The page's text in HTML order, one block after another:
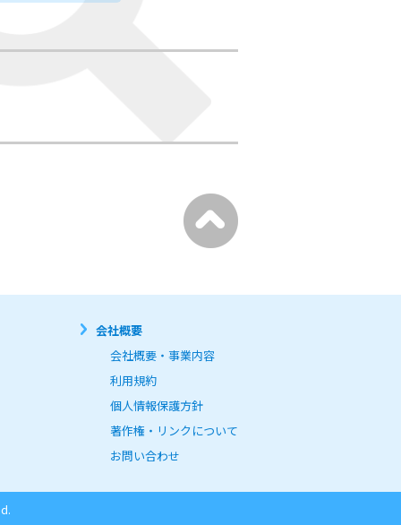
会社概要
会社概要・事業内容
利用規約
個人情報保護方針
著作権・リンクについて
お問い合わせ